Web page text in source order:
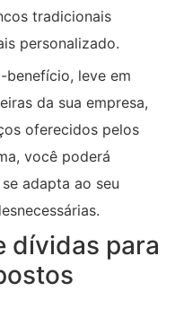
tradicionais
personalizado.
benefício, leve em
da sua empresa,
oferecidos pelos
você poderá
adapta ao seu
dívidas para